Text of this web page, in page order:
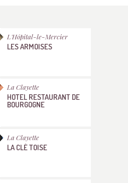
L'Hôpital-le-Mercier
LES ARMOISES
La Clayette
HOTEL RESTAURANT DE
BOURGOGNE
La Clayette
LA CLÉ TOISE